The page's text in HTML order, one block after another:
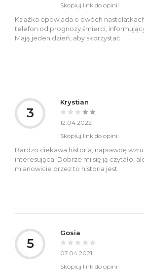
Skopiuj link do opinii
Książka opowiada o dwóch
telefon od prognozy śmierci,
Mają jeden dzień, aby skorzystać
3
Krystian
12.04.2022
Skopiuj link do opinii
Bardzo ciekawa historia, naprawdę
interesująca. Dobrze mi się ją czytało,
mianowicie przez to historia jest
5
Gosia
07.04.2021
Skopiuj link do opinii